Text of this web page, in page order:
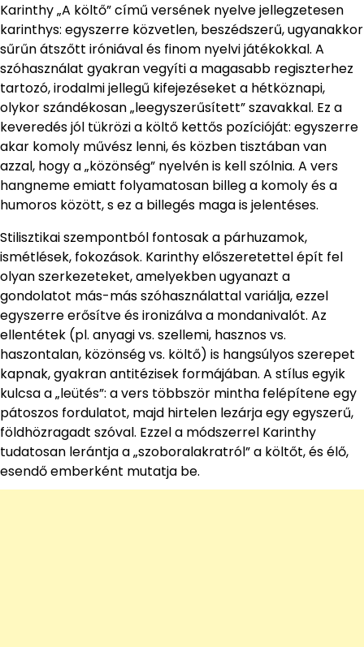
Karinthy „A költő” című versének nyelve jellegzetesen
karinthys: egyszerre közvetlen, beszédszerű, ugyanakkor
sűrűn átszőtt iróniával és finom nyelvi játékokkal. A
szóhasználat gyakran vegyíti a magasabb regiszterhez
tartozó, irodalmi jellegű kifejezéseket a hétköznapi,
olykor szándékosan „leegyszerűsített” szavakkal. Ez a
keveredés jól tükrözi a költő kettős pozícióját: egyszerre
akar komoly művész lenni, és közben tisztában van
azzal, hogy a „közönség” nyelvén is kell szólnia. A vers
hangneme emiatt folyamatosan billeg a komoly és a
humoros között, s ez a billegés maga is jelentéses.
Stilisztikai szempontból fontosak a párhuzamok,
ismétlések, fokozások. Karinthy előszeretettel épít fel
olyan szerkezeteket, amelyekben ugyanazt a
gondolatot más-más szóhasználattal variálja, ezzel
egyszerre erősítve és ironizálva a mondanivalót. Az
ellentétek (pl. anyagi vs. szellemi, hasznos vs.
haszontalan, közönség vs. költő) is hangsúlyos szerepet
kapnak, gyakran antitézisek formájában. A stílus egyik
kulcsa a „leütés”: a vers többször mintha felépítene egy
pátoszos fordulatot, majd hirtelen lezárja egy egyszerű,
földhözragadt szóval. Ezzel a módszerrel Karinthy
tudatosan lerántja a „szoboralakratról” a költőt, és élő,
esendő emberként mutatja be.